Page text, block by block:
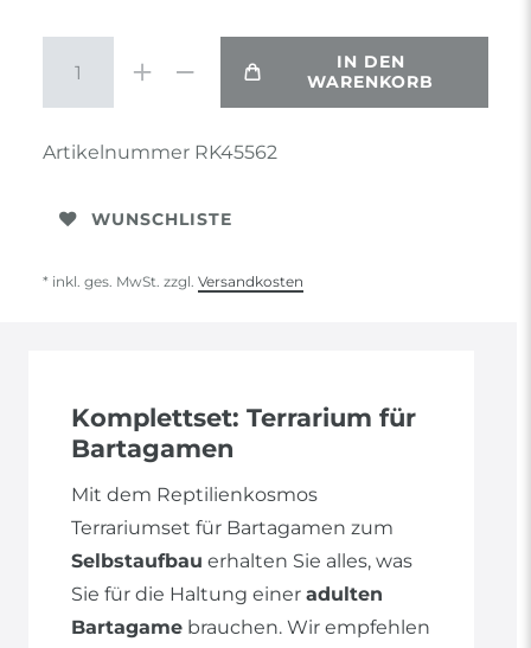
IN DEN
WARENKORB
Artikelnummer RK45562
WUNSCHLISTE
* inkl. ges. MwSt. zzgl. Versandkosten
Komplettset: Terrarium für
Bartagamen
Mit dem Reptilienkosmos
Terrariumset für Bartagamen zum
Selbstaufbau erhalten Sie alles, was
Sie für die Haltung einer adulten
Bartagame brauchen. Wir empfehlen